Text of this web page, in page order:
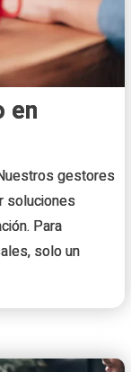
en
gestores
soluciones
Para
solo un